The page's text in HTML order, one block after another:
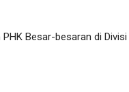
Besar-besaran di Divisi